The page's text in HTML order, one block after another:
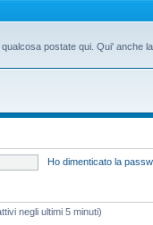
postate qui. Qui' anche
Ho dimenticato la
negli ultimi 5 minuti)